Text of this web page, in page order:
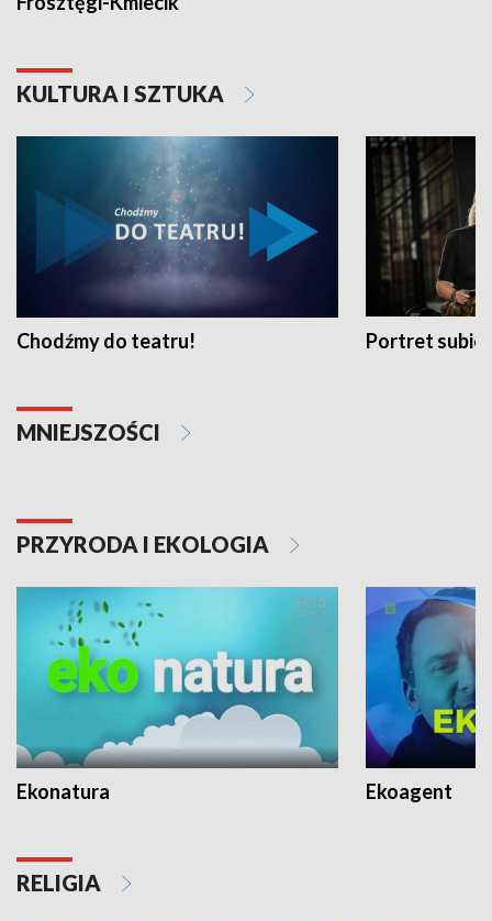
KULTURA I SZTUKA
Chodźmy do teatru! Portret
MNIEJSZOŚCI
PRZYRODA I EKOLOGIA
Ekonatura Ekoagent
RELIGIA